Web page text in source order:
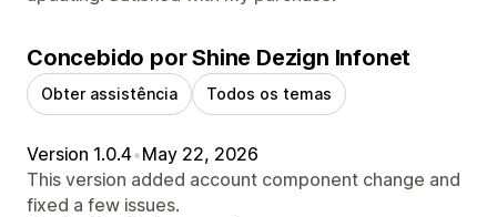
Concebido por Shine Dezign Infonet
Obter assistência Todos os temas
Version 1.0.4•May 22, 2026
This version added account component change and
fixed a few issues.